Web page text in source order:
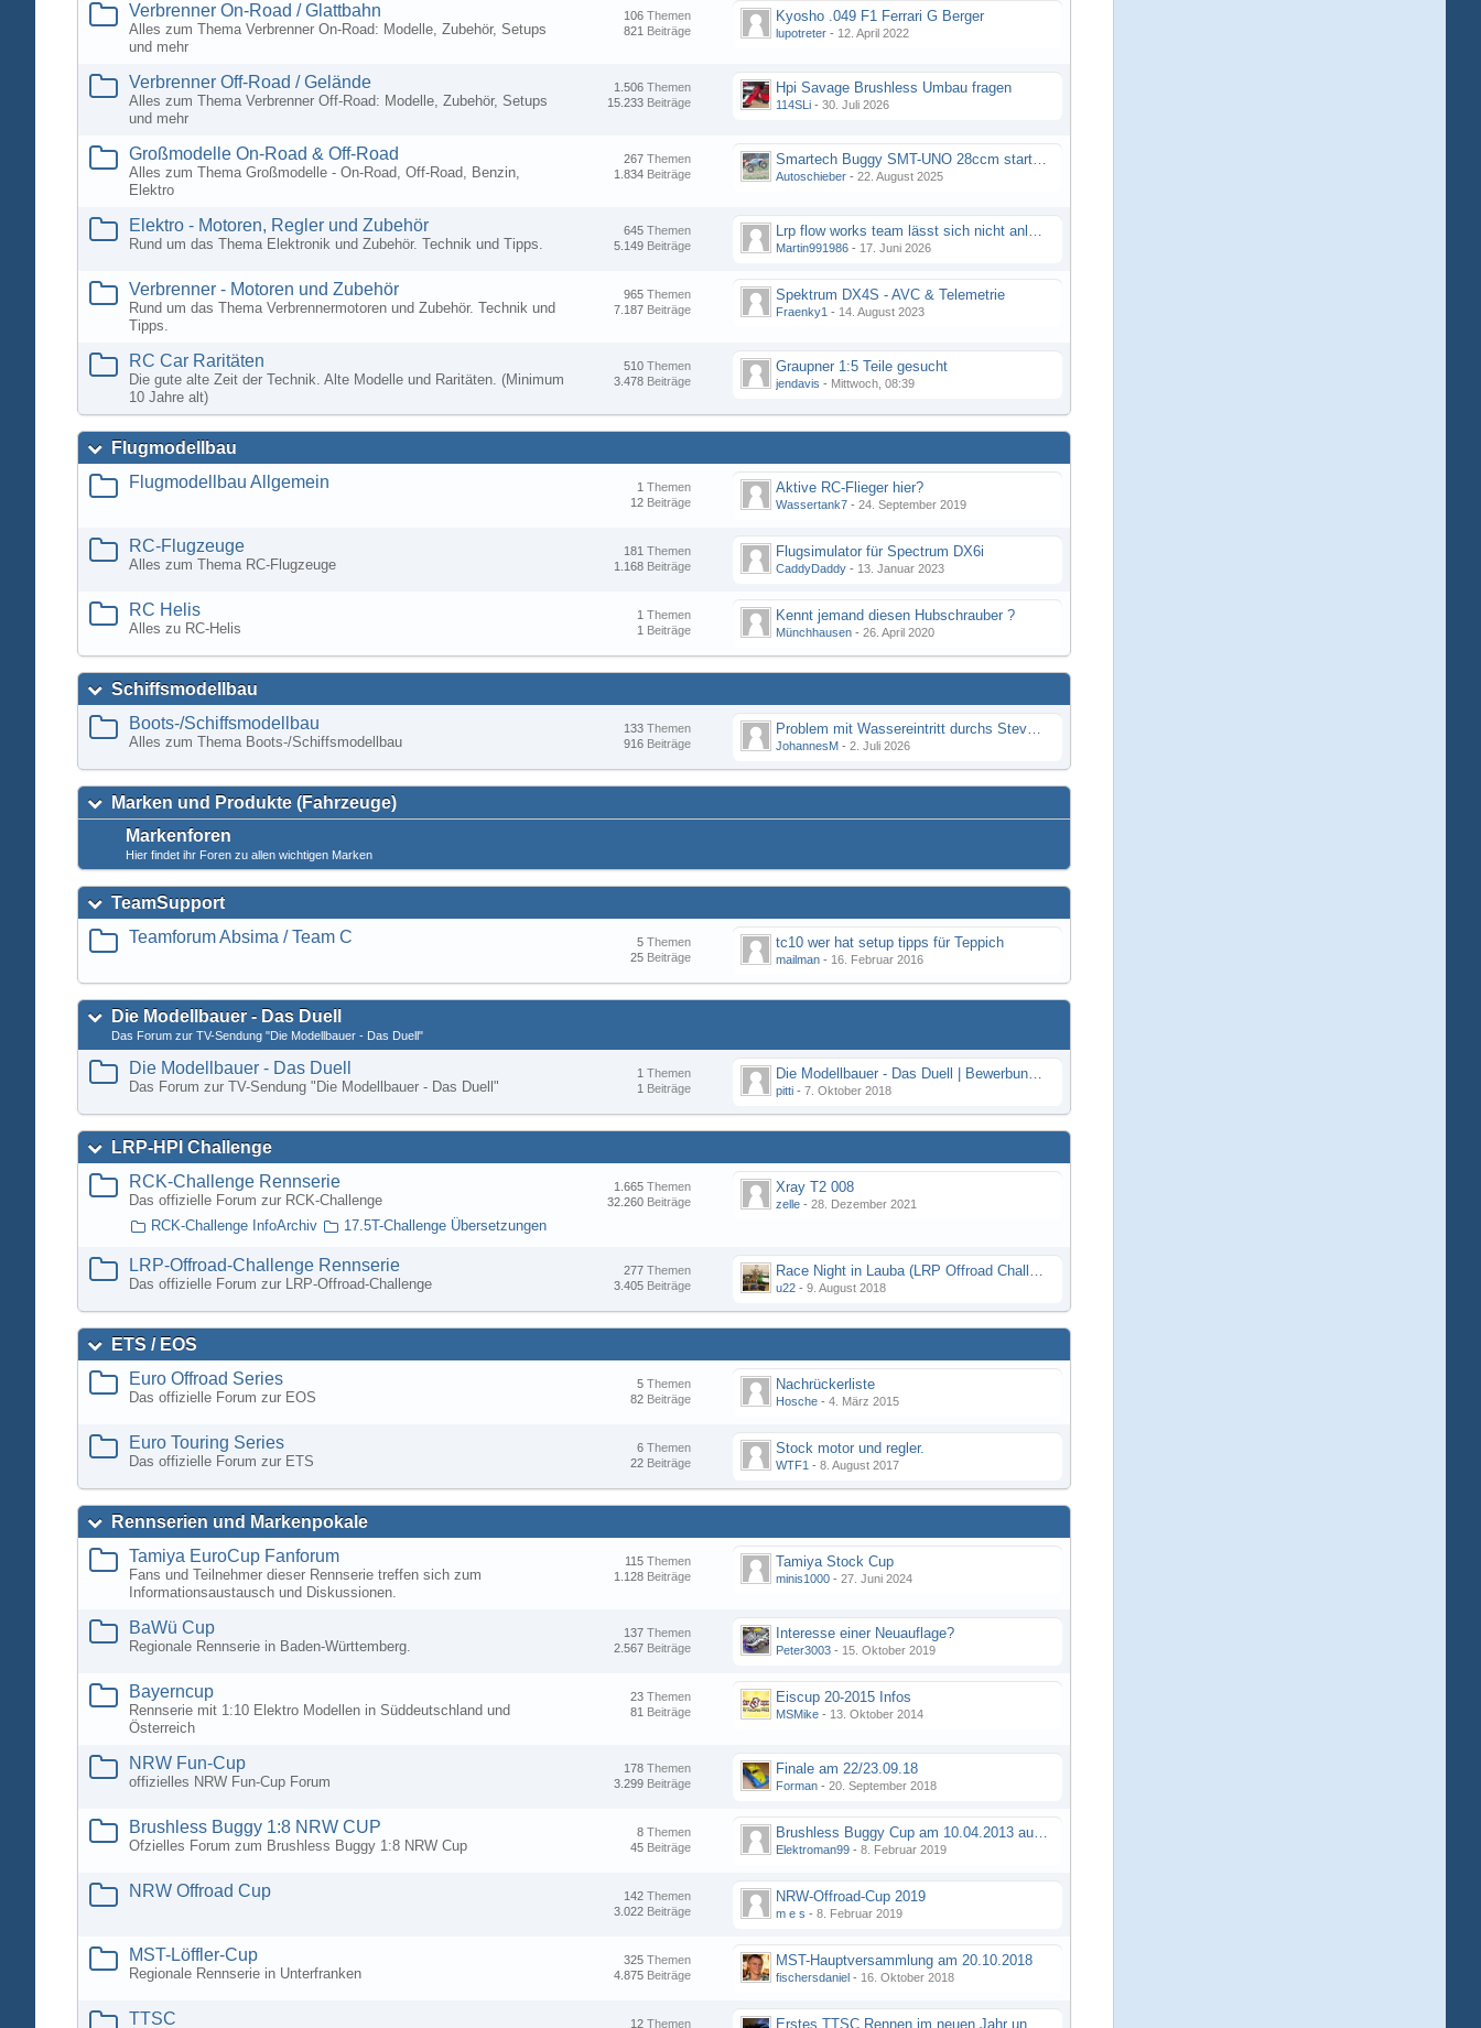
Verbrenner On-Road / Glattbahn
Alles zum Thema Verbrenner On-Road: Modelle, Zubehör, Setups
und mehr
Themen
106
Beiträge
821
Kyosho .049 F1 Ferrari G Berger
lupotreter - 12. April 2022
Verbrenner Off-Road / Gelände
Alles zum Thema Verbrenner Off-Road: Modelle, Zubehör, Setups
und mehr
Themen
1.506
Beiträge
15.233
Hpi Savage Brushless Umbau fragen
114SLi - 30. Juli 2026
Großmodelle On-Road & Off-Road
Alles zum Thema Großmodelle - On-Road, Off-Road, Benzin,
Elektro
Themen
267
Beiträge
1.834
Smartech Buggy SMT-UNO 28ccm startet nicht
Autoschieber - 22. August 2025
Elektro - Motoren, Regler und Zubehör
Rund um das Thema Elektronik und Zubehör. Technik und Tipps.
Themen
645
Beiträge
5.149
Lrp flow works team lässt sich nicht anlernen
Martin991986 - 17. Juni 2026
Verbrenner - Motoren und Zubehör
Rund um das Thema Verbrennermotoren und Zubehör. Technik und
Tipps.
Themen
965
Beiträge
7.187
Spektrum DX4S - AVC & Telemetrie
Fraenky1 - 14. August 2023
RC Car Raritäten
Die gute alte Zeit der Technik. Alte Modelle und Raritäten. (Minimum
10 Jahre alt)
Themen
510
Beiträge
3.478
Graupner 1:5 Teile gesucht
jendavis - Mittwoch, 08:39
Flugmodellbau
Flugmodellbau Allgemein
Themen
1
Beiträge
12
Aktive RC-Flieger hier?
Wassertank7 - 24. September 2019
RC-Flugzeuge
Alles zum Thema RC-Flugzeuge
Themen
181
Beiträge
1.168
Flugsimulator für Spectrum DX6i
CaddyDaddy - 13. Januar 2023
RC Helis
Alles zu RC-Helis
Themen
1
Beiträge
1
Kennt jemand diesen Hubschrauber ?
Münchhausen - 26. April 2020
Schiffsmodellbau
Boots-/Schiffsmodellbau
Alles zum Thema Boots-/Schiffsmodellbau
Themen
133
Beiträge
916
Problem mit Wassereintritt durchs Stevenrohr beim Rennboot
JohannesM - 2. Juli 2026
Marken und Produkte (Fahrzeuge)
Markenforen
Hier findet ihr Foren zu allen wichtigen Marken
TeamSupport
Teamforum Absima / Team C
Themen
5
Beiträge
25
tc10 wer hat setup tipps für Teppich
mailman - 16. Februar 2016
Die Modellbauer - Das Duell
Das Forum zur TV-Sendung "Die Modellbauer - Das Duell"
Die Modellbauer - Das Duell
Das Forum zur TV-Sendung "Die Modellbauer - Das Duell"
Themen
1
Beiträge
1
Die Modellbauer - Das Duell | Bewerbung für neue Staffel bei DMAX *Werbung*
pitti - 7. Oktober 2018
LRP-HPI Challenge
RCK-Challenge Rennserie
Das offizielle Forum zur RCK-Challenge
Themen
1.665
Beiträge
32.260
Xray T2 008
zelle - 28. Dezember 2021
RCK-Challenge InfoArchiv 17.5T-Challenge Übersetzungen
LRP-Offroad-Challenge Rennserie
Das offizielle Forum zur LRP-Offroad-Challenge
Themen
277
Beiträge
3.405
Race Night in Lauba (LRP Offroad Challenge und freie Klassen) 25/26.08
u22 - 9. August 2018
ETS / EOS
Euro Offroad Series
Das offizielle Forum zur EOS
Themen
5
Beiträge
82
Nachrückerliste
Hosche - 4. März 2015
Euro Touring Series
Das offizielle Forum zur ETS
Themen
6
Beiträge
22
Stock motor und regler.
WTF1 - 8. August 2017
Rennserien und Markenpokale
Tamiya EuroCup Fanforum
Fans und Teilnehmer dieser Rennserie treffen sich zum
Informationsaustausch und Diskussionen.
Themen
115
Beiträge
1.128
Tamiya Stock Cup
minis1000 - 27. Juni 2024
BaWü Cup
Regionale Rennserie in Baden-Württemberg.
Themen
137
Beiträge
2.567
Interesse einer Neuauflage?
Peter3003 - 15. Oktober 2019
Bayerncup
Rennserie mit 1:10 Elektro Modellen in Süddeutschland und
Österreich
Themen
23
Beiträge
81
Eiscup 20-2015 Infos
MSMike - 13. Oktober 2014
NRW Fun-Cup
offizielles NRW Fun-Cup Forum
Themen
178
Beiträge
3.299
Finale am 22/23.09.18
Forman - 20. September 2018
Brushless Buggy 1:8 NRW CUP
Ofzielles Forum zum Brushless Buggy 1:8 NRW Cup
Themen
8
Beiträge
45
Brushless Buggy Cup am 10.04.2013 auf der Intermodellbau in Dortmund
Elektroman99 - 8. Februar 2019
NRW Offroad Cup Themen
142
Beiträge
3.022
NRW-Offroad-Cup 2019
m e s - 8. Februar 2019
MST-Löffler-Cup
Regionale Rennserie in Unterfranken
Themen
325
Beiträge
4.875
MST-Hauptversammlung am 20.10.2018
fischersdaniel - 16. Oktober 2018
TTSC Themen
12